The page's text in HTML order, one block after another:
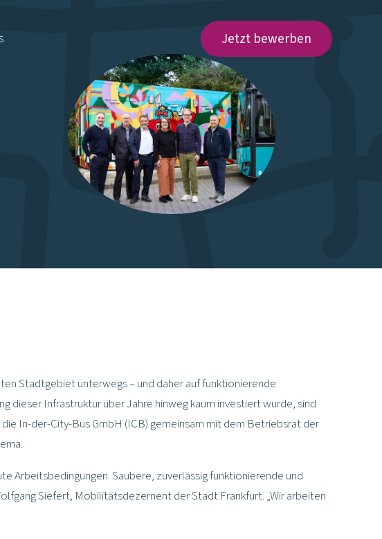
Jetzt bewerben
Stadtgebiet unterwegs – und daher auf funktionierende
dieser Infrastruktur über Jahre hinweg kaum investiert wurde, sind
In-der-City-Bus GmbH (ICB) gemeinsam mit dem Betriebsrat der
Arbeitsbedingungen. Saubere, zuverlässig funktionierende und
Siefert, Mobilitätsdezernent der Stadt Frankfurt. „Wir arbeiten